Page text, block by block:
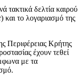
τακτικά δελτία καιρού
το λογαριασμό της
Περιφέρειας Κρήτης
έχουν τεθεί
με τα